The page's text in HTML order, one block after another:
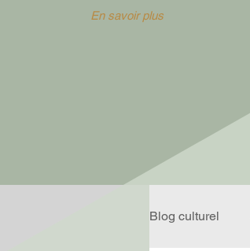
En savoir plus
Blog culturel